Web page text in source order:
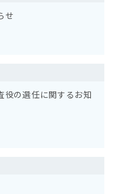
せ
役の選任に関するお知